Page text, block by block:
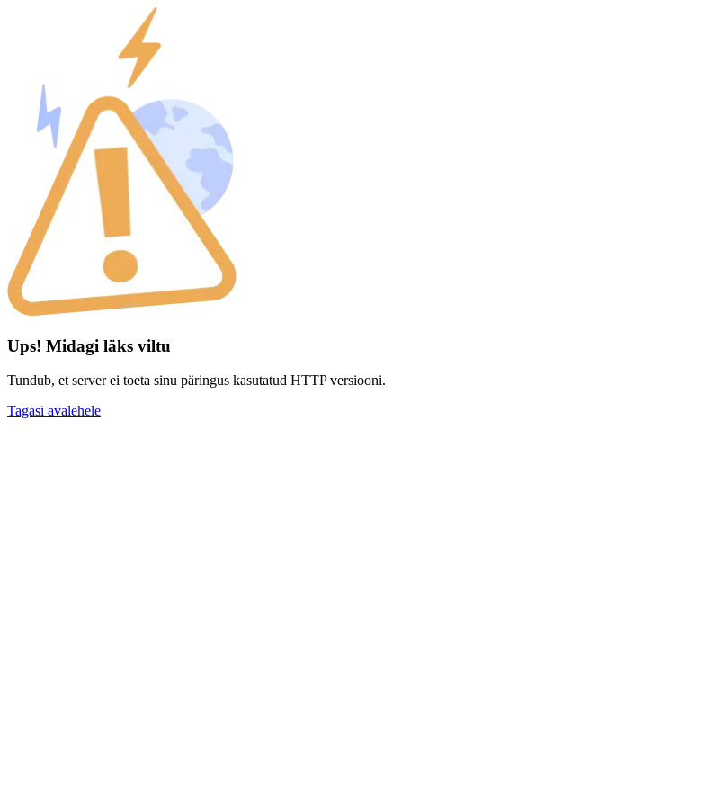
Ups! Midagi läks viltu
Tundub, et server ei toeta sinu päringus kasutatud HTTP versiooni.
Tagasi avalehele